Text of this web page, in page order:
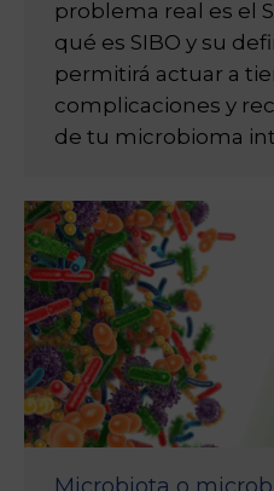
problema real es el
qué es SIBO y su
permitirá actuar a
complicaciones y
de tu microbioma